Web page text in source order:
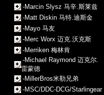
-Marcin Slysz 马辛.斯莱兹
-Matt Diskin 马特.迪斯金
-Mayo 马友
-Merc Worx 迈克.沃克斯
-Merriken 梅林肯
-Michael Raymond 迈克尔.
雷蒙德
-MillerBros米勒兄弟
-MSC/DDC-DCG/Starlingear